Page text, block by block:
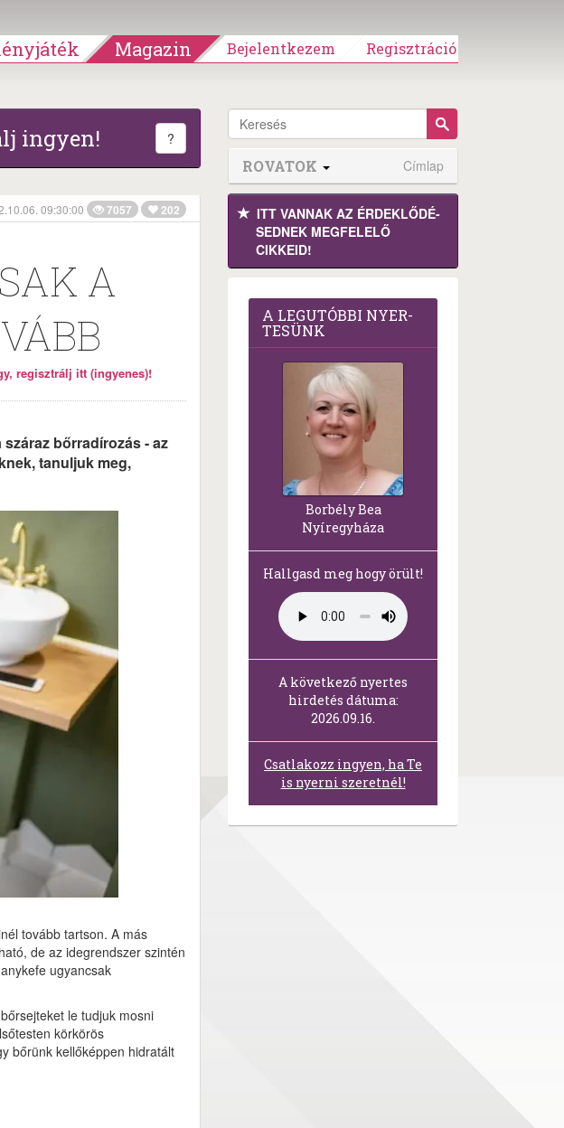
Magazin Bejelentkezem Regisztráció
ingyen! ?
09:30:00 7057 202
A
regisztrálj itt (ingyenes)!
bőrradírozás - az
tanuljuk meg,
tovább tartson. A más
de az idegrendszer szintén
ugyancsak
le tudjuk mosni
körkörös
bőrünk kellőképpen hidratált
ROVATOK Címlap
ITT VANNAK AZ ÉRDEK­LŐDÉ­
SEDNEK MEGFE­LELŐ
CIKKEID!
A LEG­U­TÓB­BI NYER­
TE­SÜNK
Borbély Bea
Nyíregyháza
Hallgasd meg hogy örült!
A következő nyertes
hirdetés dátuma:
2026.09.16.
Csatlakozz ingyen, ha Te
is nyerni szeretnél!